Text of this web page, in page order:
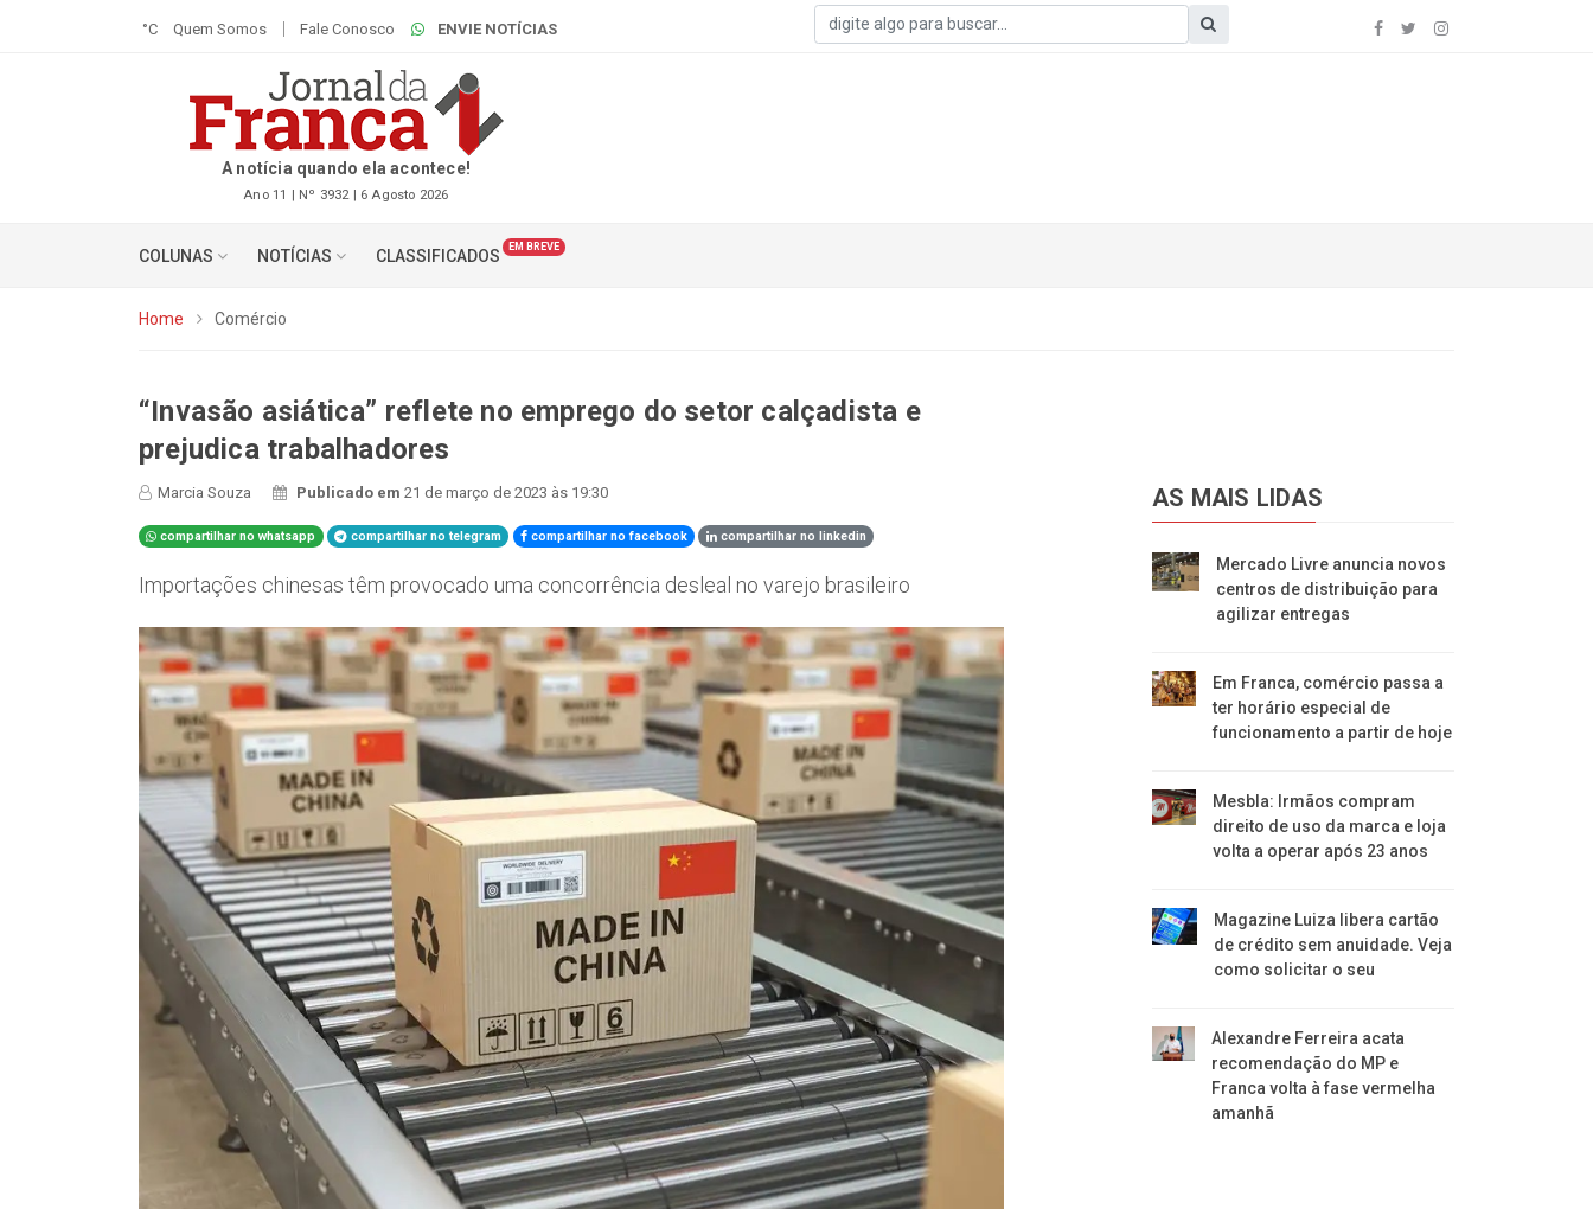
°C Quem Somos Fale Conosco ENVIE NOTÍCIAS
A notícia quando ela acontece!
Ano 11 | Nº 3932 | 6 Agosto 2026
COLUNAS NOTÍCIAS CLASSIFICADOS EM BREVE
Home Comércio
“Invasão asiática” reflete no emprego do setor calçadista e
prejudica trabalhadores
Marcia Souza Publicado em21 de março de 2023 às 19:30
compartilhar no whatsapp compartilhar no telegram compartilhar no facebook compartilhar no linkedin
Importações chinesas têm provocado uma concorrência desleal no varejo brasileiro
AS MAIS LIDAS
Mercado Livre anuncia novos
centros de distribuição para
agilizar entregas
Em Franca, comércio passa a
ter horário especial de
funcionamento a partir de hoje
Mesbla: Irmãos compram
direito de uso da marca e loja
volta a operar após 23 anos
Magazine Luiza libera cartão
de crédito sem anuidade. Veja
como solicitar o seu
Alexandre Ferreira acata
recomendação do MP e
Franca volta à fase vermelha
amanhã